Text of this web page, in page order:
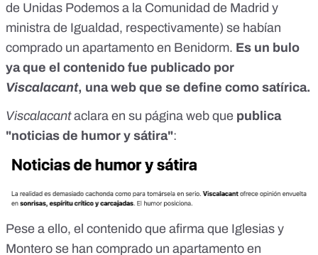
de Unidas Podemos a la Comunidad de Madrid y
ministra de Igualdad, respectivamente) se habían
comprado un apartamento en Benidorm. Es un bulo
ya que el contenido fue publicado por
Viscalacant, una web que se define como satírica.
Viscalacantaclara en su página web que publica
"noticias de humor y sátira":
Pese a ello, el contenido que afirma que Iglesias y
Montero se han comprado un apartamento en